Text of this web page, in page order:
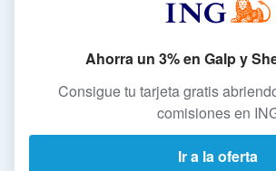
Ahorra un 3% en Galp y
Consigue tu tarjeta gratis
comisiones en
Ir a la oferta